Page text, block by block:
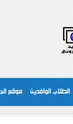
الطلاب الوافدين موقع